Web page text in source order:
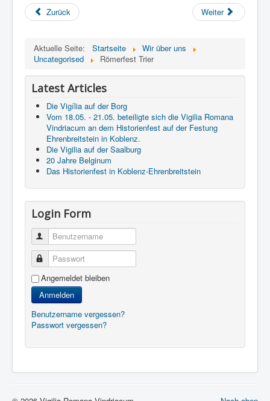
Zurück Weiter
Aktuelle Seite: Startseite
Wir über uns
Uncategorised
Römerfest Trier
Latest Articles
Die Vigília auf der Borg
Vom 18.05. - 21.05. beteiligte sich die Vigilia Romana
Vindriacum an dem Historienfest auf der Festung
Ehrenbreitstein in Koblenz.
Die Vigilia auf der Saalburg
20 Jahre Belginum
Das Historienfest in Koblenz-Ehrenbreitstein
Login Form
Benutzername
Passwort
Angemeldet bleiben
Anmelden
Benutzername vergessen?
Passwort vergessen?